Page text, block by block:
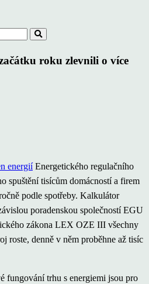
roku zlevnili o více
energiíEnergetického regulačního
spuštění tisícům domácností a firem
podle spotřeby. Kalkulátor
poradenskou společností EGU
zákona LEX OZE III všechny
roste, denně v něm proběhne až tisíc
fungování trhu s energiemi jsou pro